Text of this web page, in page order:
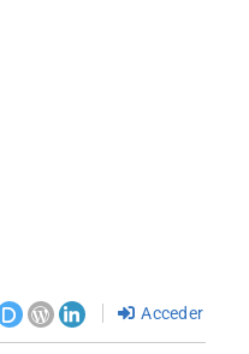
Acceder